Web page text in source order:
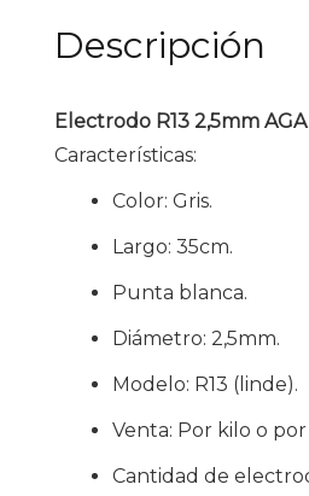
Descripción
Electrodo R13 2,5mm
Características:
Color: Gris.
Largo: 35cm.
Punta blanca.
Diámetro: 2,5mm.
Modelo: R13 (linde).
Venta: Por kilo o por
Cantidad de